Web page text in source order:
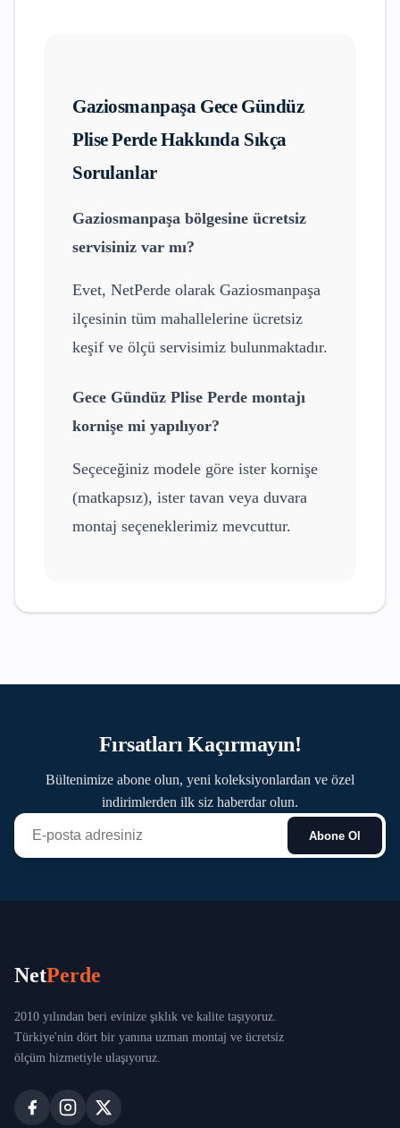
Gaziosmanpaşa Gece Gündüz
Plise PerdeHakkında Sıkça
Sorulanlar
Gaziosmanpaşa bölgesine ücretsiz
servisiniz var mı?
Evet, NetPerde olarak Gaziosmanpaşa
ilçesinin tüm mahallelerine ücretsiz
keşif ve ölçü servisimiz bulunmaktadır.
Gece Gündüz Plise Perde montajı
kornişe mi yapılıyor?
Seçeceğiniz modele göre ister kornişe
(matkapsız), ister tavan veya duvara
montaj seçeneklerimiz mevcuttur.
Fırsatları Kaçırmayın!
Bültenimize abone olun, yeni koleksiyonlardan ve özel
indirimlerden ilk siz haberdar olun.
Abone Ol
NetPerde
2010 yılından beri evinize şıklık ve kalite taşıyoruz.
Türkiye'nin dört bir yanına uzman montaj ve ücretsiz
ölçüm hizmetiyle ulaşıyoruz.